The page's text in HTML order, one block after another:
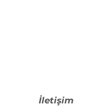
İletişim